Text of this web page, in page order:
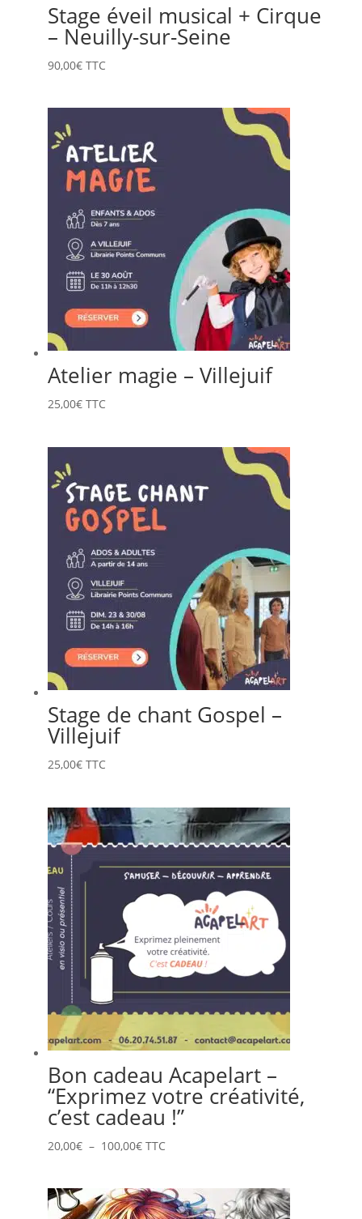
Stage éveil musical + Cirque
– Neuilly-sur-Seine
90,00€ TTC
Atelier magie – Villejuif
25,00€ TTC
Stage de chant Gospel –
Villejuif
25,00€ TTC
Bon cadeau Acapelart –
“Exprimez votre créativité,
c’est cadeau !”
20,00€ – 100,00€Plage
prix :
20,00€
TTC